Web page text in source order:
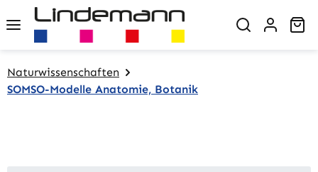
Zum Hauptinhalt springen
Naturwissenschaften
SOMSO-Modelle Anatomie, Botanik